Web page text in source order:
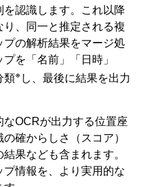
認識します。これ以降
、同一と推定される複
の解析結果をマージ処
を「名前」「日時」
類※ し、最後に結果を出力
OCRが出力する位置座
確からしさ（スコア）
果なども含まれます。
情報を、より実用的な